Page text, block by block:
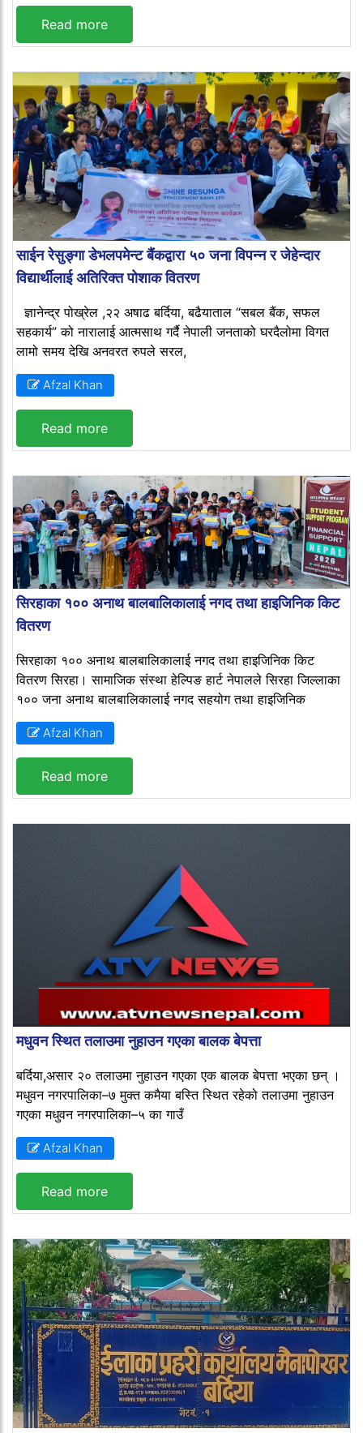
Read more
साईन रेसुङ्गा डेभलपमेन्ट बैंकद्वारा ५० जना विपन्न र जेहेन्दार
विद्यार्थीलाई अतिरिक्त पोशाक वितरण
ज्ञानेन्द्र पोख्रेल ,२२ अषाढ बर्दिया, बढैयाताल “सबल बैंक, सफल
सहकार्य” को नारालाई आत्मसाथ गर्दै नेपाली जनताको घरदैलोमा विगत
लामो समय देखि अनवरत रुपले सरल,
Afzal Khan
Read more
सिरहाका १०० अनाथ बालबालिकालाई नगद तथा हाइजिनिक किट
वितरण
सिरहाका १०० अनाथ बालबालिकालाई नगद तथा हाइजिनिक किट
वितरण सिरहा। सामाजिक संस्था हेल्पिङ हार्ट नेपालले सिरहा जिल्लाका
१०० जना अनाथ बालबालिकालाई नगद सहयोग तथा हाइजिनिक
Afzal Khan
Read more
मधुवन स्थित तलाउमा नुहाउन गएका बालक बेपत्ता
बर्दिया,असार २० तलाउमा नुहाउन गएका एक बालक बेपत्ता भएका छन् ।
मधुवन नगरपालिका–७ मुक्त कमैया बस्ति स्थित रहेको तलाउमा नुहाउन
गएका मधुवन नगरपालिका–५ का गाउँ
Afzal Khan
Read more